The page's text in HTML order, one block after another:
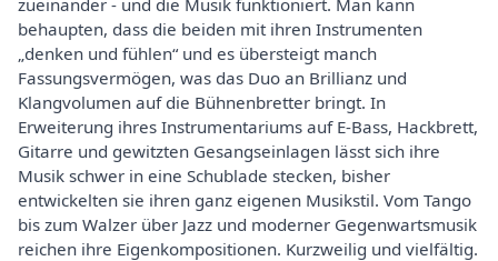
zueinander - und die Musik funktioniert. Man kann
behaupten, dass die beiden mit ihren Instrumenten
„denken und fühlen“ und es übersteigt manch
Fassungsvermögen, was das Duo an Brillianz und
Klangvolumen auf die Bühnenbretter bringt. In
Erweiterung ihres Instrumentariums auf E-Bass, Hackbrett,
Gitarre und gewitzten Gesangseinlagen lässt sich ihre
Musik schwer in eine Schublade stecken, bisher
entwickelten sie ihren ganz eigenen Musikstil. Vom Tango
bis zum Walzer über Jazz und moderner Gegenwartsmusik
reichen ihre Eigenkompositionen. Kurzweilig und vielfältig.